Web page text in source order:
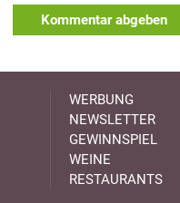
Kommentar abgeben
WERBUNG
NEWSLETTER
GEWINNSPIEL
WEINE
RESTAURANTS